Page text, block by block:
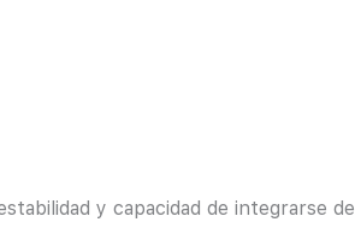
y capacidad de integrarse de